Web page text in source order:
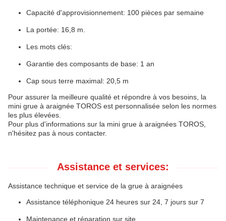
Capacité d'approvisionnement: 100 pièces par semaine
La portée: 16,8 m.
Les mots clés:
Garantie des composants de base: 1 an
Cap sous terre maximal: 20,5 m
Pour assurer la meilleure qualité et répondre à vos besoins, la
mini grue à araignée TOROS est personnalisée selon les normes
les plus élevées.
Pour plus d'informations sur la mini grue à araignées TOROS,
n'hésitez pas à nous contacter.
Assistance et services:
Assistance technique et service de la grue à araignées
Assistance téléphonique 24 heures sur 24, 7 jours sur 7
Maintenance et réparation sur site